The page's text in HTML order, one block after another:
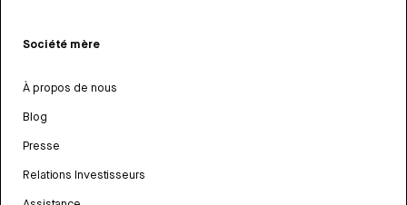
Société mère
À propos de nous
Blog
Presse
Relations Investisseurs